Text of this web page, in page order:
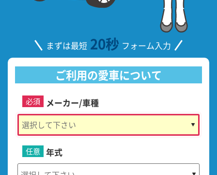
まずは最短 20秒 フォーム入力
ご利用の愛車について
メーカー/車種
必須
年式
任意